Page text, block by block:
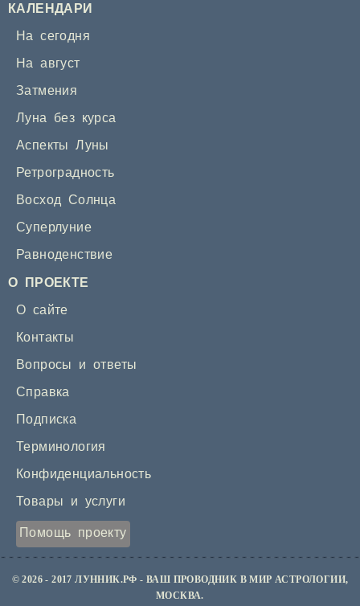
КАЛЕНДАРИ
На сегодня
На август
Затмения
Луна без курса
Аспекты Луны
Ретроградность
Восход Солнца
Суперлуние
Равноденствие
О ПРОЕКТЕ
О сайте
Контакты
Вопросы и ответы
Справка
Подписка
Терминология
Конфиденциальность
Товары и услуги
Помощь проекту
© 2026 - 2017 ЛУННИК.РФ - ВАШ ПРОВОДНИК В МИР АСТРОЛОГИИ,
МОСКВА.